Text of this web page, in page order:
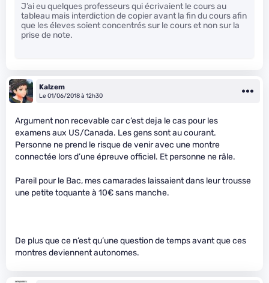
J’ai eu quelques professeurs qui écrivaient le cours au
tableau mais interdiction de copier avant la fin du cours afin
que les éleves soient concentrés sur le cours et non sur la
prise de note.
Kalzem
Le 01/06/2018 à 12h30
Argument non recevable car c’est deja le cas pour les
examens aux US/Canada. Les gens sont au courant.
Personne ne prend le risque de venir avec une montre
connectée lors d’une épreuve officiel. Et personne ne râle.
Pareil pour le Bac, mes camarades laissaient dans leur trousse
une petite toquante à 10€ sans manche.
De plus que ce n’est qu’une question de temps avant que ces
montres deviennent autonomes.